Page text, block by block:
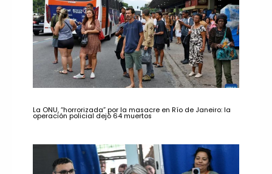
La ONU, “horrorizada” por la masacre en Río de Janeiro: la
operación policial dejó 64 muertos